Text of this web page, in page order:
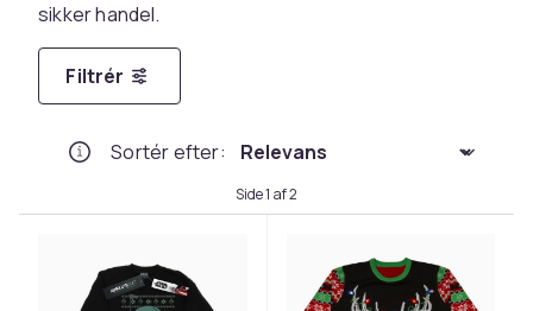
sikker handel.
Filtrér
Sortér efter:
Side 1 af 2